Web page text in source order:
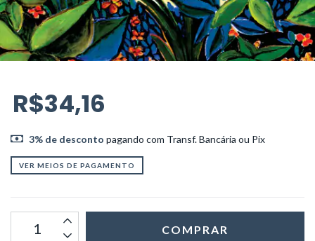
R$34,16
3% de desconto pagando com Transf. Bancária ou Pix
VER MEIOS DE PAGAMENTO